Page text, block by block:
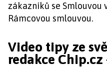
zákazníků se Smlouvou
Rámcovou smlouvou.
Video tipy ze
redakce Chip.cz